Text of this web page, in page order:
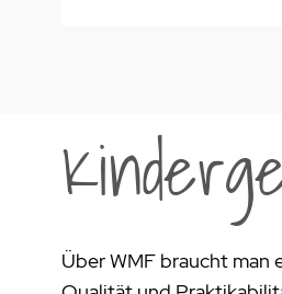
Über WMF braucht man